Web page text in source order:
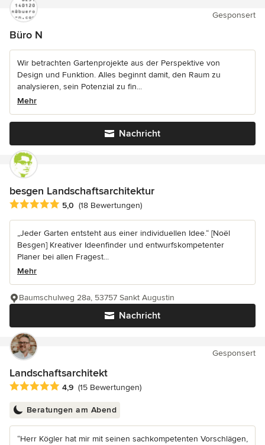
Gesponsert
Büro N
Wir betrachten Gartenprojekte aus der Perspektive von
Design und Funktion. Alles beginnt damit, den Raum zu
analysieren, sein Potenzial zu fin...
Mehr
Nachricht
besgen Landschaftsarchitektur
Durchschnittliche Bewertung: 5 von 5 Sternen
5,0 (18 Bewertungen)
„Jeder Garten entsteht aus einer individuellen Idee.“ [Noël
Besgen] Kreativer Ideenfinder und entwurfskompetenter
Planer bei allen Fragest...
Mehr
Nachricht
Baumschulweg 28a, 53757 Sankt Augustin
Gesponsert
Landschaftsarchitekt
Durchschnittliche Bewertung: 4.9 von 5 Sternen
4,9 (15 Bewertungen)
Beratungen am Abend
“Herr Kögler hat mir mit seinen sachkompetenten Vorschlägen,